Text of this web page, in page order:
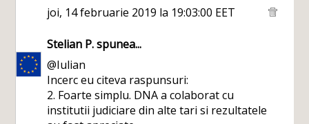
joi, 14 februarie 2019 la 19:03:00 EET
Stelian P.spunea...
@Iulian
Incerc eu citeva raspunsuri:
2. Foarte simplu. DNA a colaborat cu
institutii judiciare din alte tari si rezultatele